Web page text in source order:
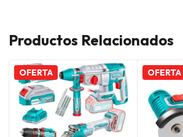
Productos Relacionados
OFERTA OFERTA